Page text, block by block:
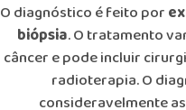
O diagnóstico é feito por
biópsia. O tratamento
câncer e pode incluir
radioterapia. O
consideravelmente